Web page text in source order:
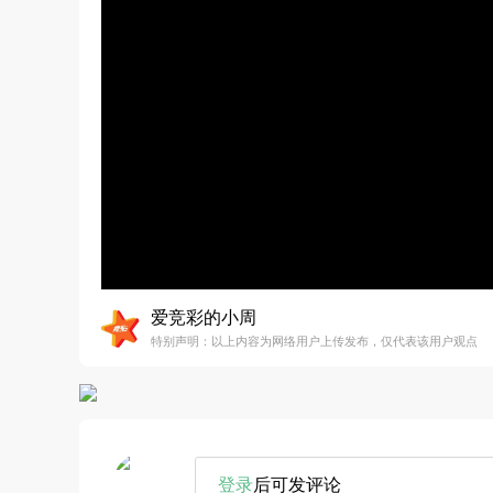
爱竞彩的小周
特别声明：以上内容为网络用户上传发布，仅代表该用户观点
登录后可发评论